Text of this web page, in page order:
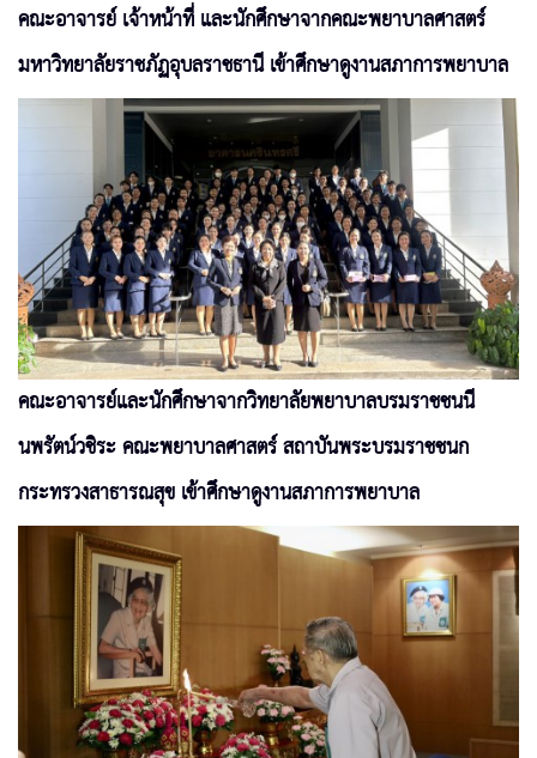
คณะอาจารย์ เจ้าหน้าที่ และนักศึกษาจากคณะพยาบาลศาสตร์
มหาวิทยาลัยราชภัฏอุบลราชธานี เข้าศึกษาดูงานสภาการพยาบาล
คณะอาจารย์และนักศึกษาจากวิทยาลัยพยาบาลบรมราชชนนี
นพรัตน์วชิระ คณะพยาบาลศาสตร์ สถาบันพระบรมราชชนก
กระทรวงสาธารณสุข เข้าศึกษาดูงานสภาการพยาบาล